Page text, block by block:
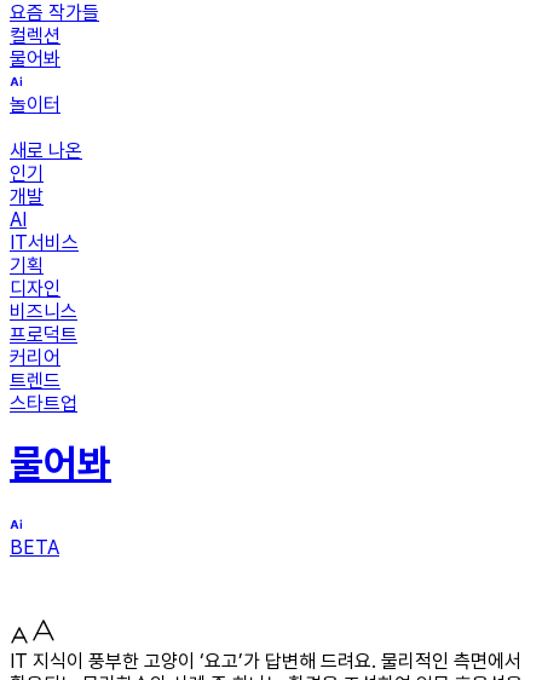
요즘 작가들
컬렉션
물어봐
놀이터
새로 나온
인기
개발
AI
IT서비스
기획
디자인
비즈니스
프로덕트
커리어
트렌드
스타트업
물어봐
BETA
IT 지식이 풍부한 고양이 ‘요고’가 답변해 드려요. 물리적인 측면에서